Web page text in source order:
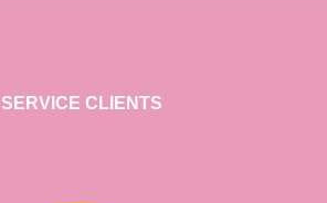
SERVICE CLIENTS